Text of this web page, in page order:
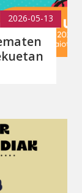
2026-05-13